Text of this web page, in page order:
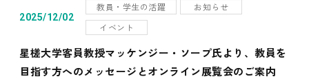
2025/12/02
教員・学生の活躍
お知らせ
イベント
星槎大学客員教授マッケンジー・ソープ氏より、教員を
目指す方へのメッセージとオンライン展覧会のご案内